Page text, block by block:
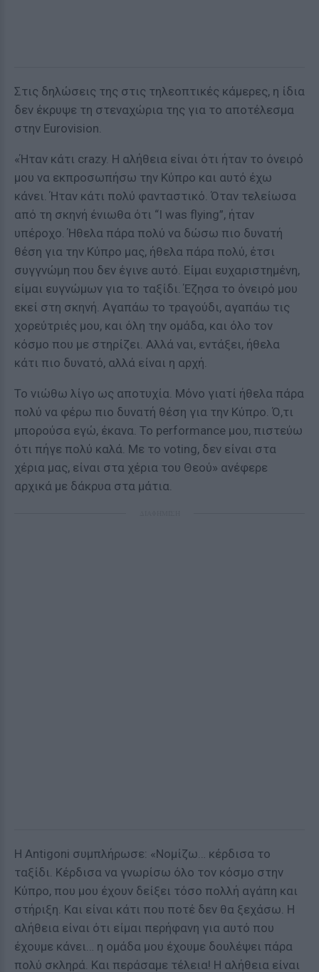
Στις δηλώσεις της στις τηλεοπτικές κάμερες, η ίδια
δεν έκρυψε τη στεναχώρια της για το αποτέλεσμα
στην Eurovision.
«Ήταν κάτι crazy. Η αλήθεια είναι ότι ήταν το όνειρό
μου να εκπροσωπήσω την Κύπρο και αυτό έχω
κάνει. Ήταν κάτι πολύ φανταστικό. Όταν τελείωσα
από τη σκηνή ένιωθα ότι “I was flying”, ήταν
υπέροχο. Ήθελα πάρα πολύ να δώσω πιο δυνατή
θέση για την Κύπρο μας, ήθελα πάρα πολύ, έτσι
συγγνώμη που δεν έγινε αυτό. Είμαι ευχαριστημένη,
είμαι ευγνώμων για το ταξίδι. Έζησα το όνειρό μου
εκεί στη σκηνή. Αγαπάω το τραγούδι, αγαπάω τις
χορεύτριές μου, και όλη την ομάδα, και όλο τον
κόσμο που με στηρίζει. Αλλά ναι, εντάξει, ήθελα
κάτι πιο δυνατό, αλλά είναι η αρχή.
Το νιώθω λίγο ως αποτυχία. Μόνο γιατί ήθελα πάρα
πολύ να φέρω πιο δυνατή θέση για την Κύπρο. Ό,τι
μπορούσα εγώ, έκανα. Το performance μου, πιστεύω
ότι πήγε πολύ καλά. Με το voting, δεν είναι στα
χέρια μας, είναι στα χέρια του Θεού» ανέφερε
αρχικά με δάκρυα στα μάτια.
Η Antigoni συμπλήρωσε: «Νομίζω… κέρδισα το
ταξίδι. Κέρδισα να γνωρίσω όλο τον κόσμο στην
Κύπρο, που μου έχουν δείξει τόσο πολλή αγάπη και
στήριξη. Και είναι κάτι που ποτέ δεν θα ξεχάσω. Η
αλήθεια είναι ότι είμαι περήφανη για αυτό που
έχουμε κάνει… η ομάδα μου έχουμε δουλέψει πάρα
πολύ σκληρά. Και περάσαμε τέλεια! Η αλήθεια είναι